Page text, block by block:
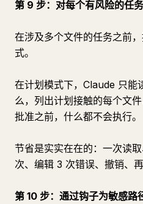
第 9 步：对每个有风险的任
在涉及多个文件的任务之前
式。
在计划模式下，Claude 只能
么，列出计划接触的每个文
批准之前，什么都不会执行。
节省是实实在在的：一次读
次、编辑 3 次错误、撤销、再
第 10 步：通过钩子为敏感路